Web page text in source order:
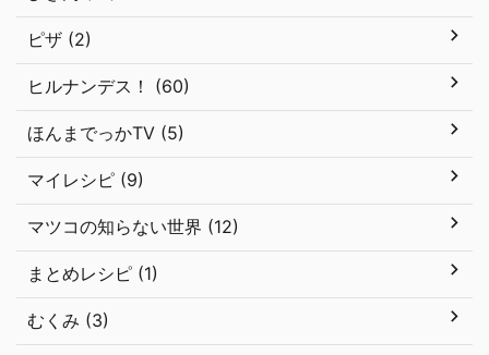
ピザ (2)
ヒルナンデス！ (60)
ほんまでっかTV (5)
マイレシピ (9)
マツコの知らない世界 (12)
まとめレシピ (1)
むくみ (3)